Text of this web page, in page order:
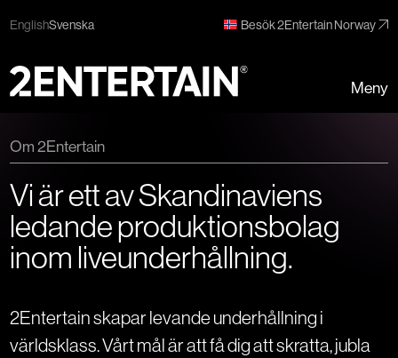
EnglishSvenska Besök 2Entertain Norway
Meny
Om 2Entertain
Vi är ett av Skandinaviens
ledande produktionsbolag
inom liveunderhållning.
2Entertain skapar levande underhållning i
världsklass. Vårt mål är att få dig att skratta, jubla